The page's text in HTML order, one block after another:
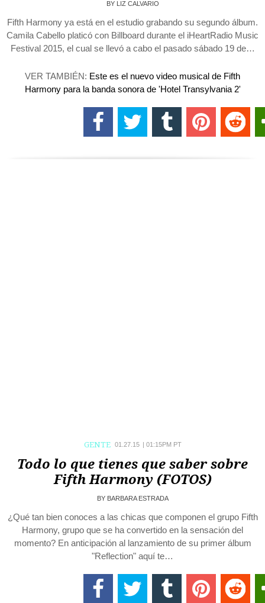
BY LIZ CALVARIO
Fifth Harmony ya está en el estudio grabando su segundo álbum.
Camila Cabello platicó con Billboard durante el iHeartRadio Music
Festival 2015, el cual se llevó a cabo el pasado sábado 19 de…
VER TAMBIÉN: Este es el nuevo video musical de Fifth
Harmony para la banda sonora de 'Hotel Transylvania 2'
GENTE 01.27.15 01:15PM PT
Todo lo que tienes que saber sobre
Fifth Harmony (FOTOS)
BY BARBARA ESTRADA
¿Qué tan bien conoces a las chicas que componen el grupo Fifth
Harmony, grupo que se ha convertido en la sensación del
momento? En anticipación al lanzamiento de su primer álbum
"Reflection" aquí te…